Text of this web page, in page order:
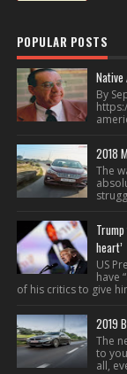
POPULAR POSTS
By
2018
The
heart’
US
have
of his critics to give
2019
The
to
all,